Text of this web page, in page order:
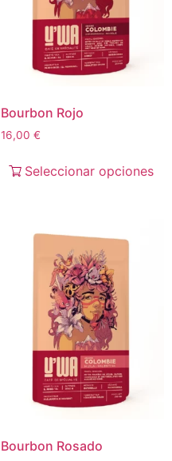
Bourbon Rojo
16,00 €
Seleccionar opciones
Bourbon Rosado